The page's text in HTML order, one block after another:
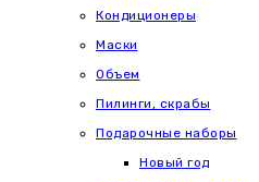
Кондиционеры
Маски
Объем
Пилинги, скрабы
Подарочные наборы
Новый год